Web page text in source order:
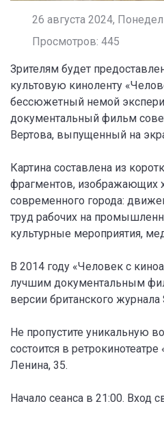
26 августа 2024,
Просмотров: 445
Зрителям будет
культовую киноленту
бессюжетный немой
документальный фильм
Вертова, выпущенный на
Картина составлена из
фрагментов, изображающих
современного города:
труд рабочих на
культурные мероприятия,
В 2014 году «Человек с
лучшим документальным
версии британского журнала
Не пропустите уникальную
состоится в
Ленина, 35.
Начало сеанса в 21:00. Вход